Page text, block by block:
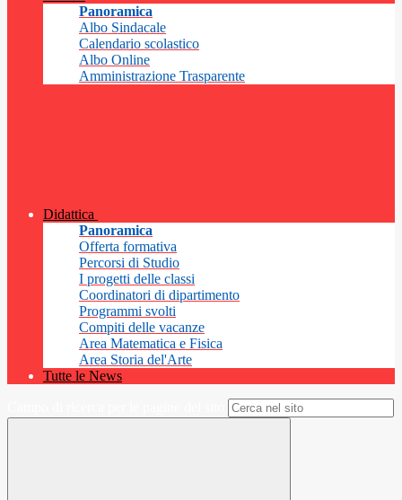
Panoramica
Albo Sindacale
Calendario scolastico
Albo Online
Amministrazione Trasparente
Didattica
Panoramica
Offerta formativa
Percorsi di Studio
I progetti delle classi
Coordinatori di dipartimento
Programmi svolti
Compiti delle vacanze
Area Matematica e Fisica
Area Storia del'Arte
Tutte le News